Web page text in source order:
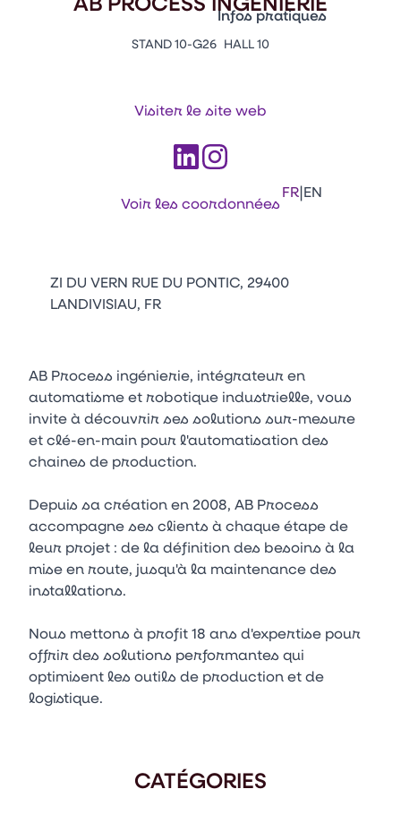
Vitrine Innovations
Emballages
Infos pratiques
Contacts
Appuyez sur Entrée pour
FR|EN
STAND 10-G26 HALL 10
Visiter le site web
Voir les coordonnées
ZI DU VERN RUE DU PONTIC, 29400
LANDIVISIAU, FR
AB Process ingénierie, intégrateur en
automatisme et robotique industrielle, vous
invite à découvrir ses solutions sur-mesure
et clé-en-main pour l'automatisation des
chaines de production.
Depuis sa création en 2008, AB Process
accompagne ses clients à chaque étape de
leur projet : de la définition des besoins à la
mise en route, jusqu'à la maintenance des
installations.
Nous mettons à profit 18 ans d'expertise pour
offrir des solutions performantes qui
optimisent les outils de production et de
logistique.
CATÉGORIES